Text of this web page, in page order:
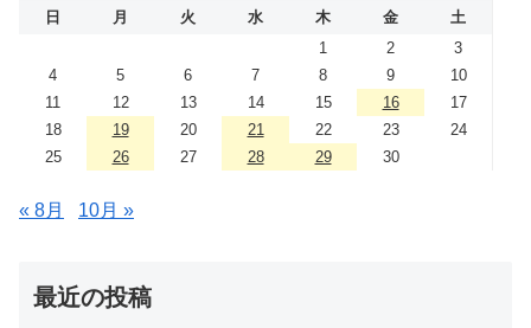
日 月 火 水 木 金
土
1
2
3
4
5 6 7 8 9
10
11
12 13 14 15 16
17
18
19 20 21 22 23
24
25
26 27 28 29 30
« 8月 10月 »
最近の投稿